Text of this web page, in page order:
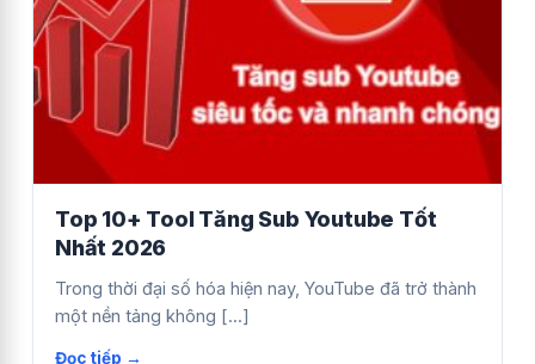
Top 10+ Tool Tăng Sub Youtube Tốt
Nhất 2026
Trong thời đại số hóa hiện nay, YouTube đã trở thành
một nền tảng không [...]